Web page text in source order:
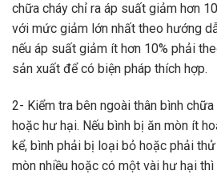
chữa cháy chỉ ra áp suất giảm hơn
với mức giảm lớn nhất theo hướng
nếu áp suất giảm ít hơn 10% phải
sản xuất để có biện pháp thích hợp.
2- Kiểm tra bên ngoài thân bình
hoặc hư hại. Nếu bình bị ăn mòn ít
kể, bình phải bị loại bỏ hoặc phải
mòn nhiều hoặc có một vài hư hại